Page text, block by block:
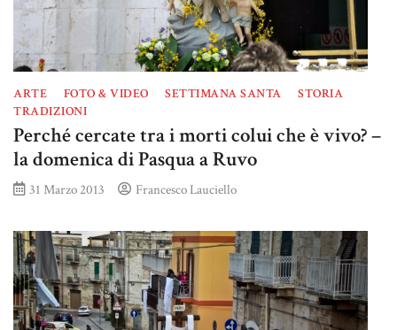
ARTE FOTO & VIDEO SETTIMANA SANTA
STORIA
TRADIZIONI
Perché cercate tra i morti colui che è vivo? –
la domenica di Pasqua a Ruvo
31 Marzo 2013 Francesco Lauciello